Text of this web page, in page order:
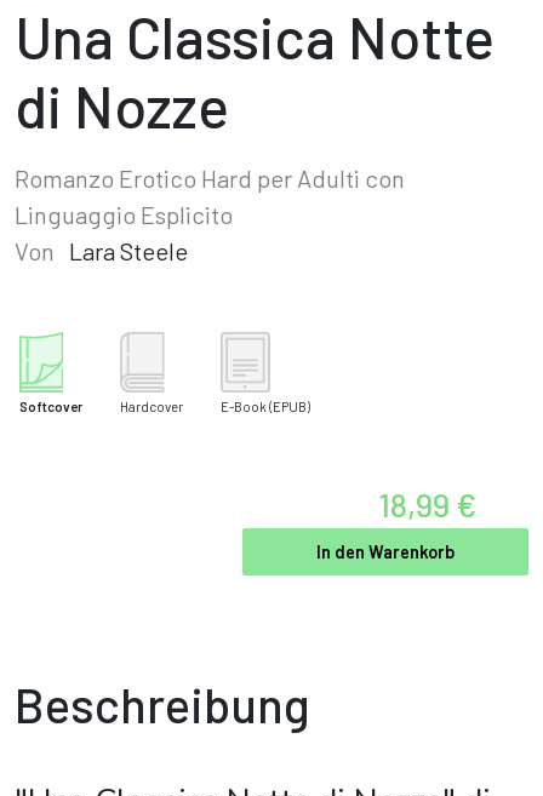
Una Classica Notte
di Nozze
Romanzo Erotico Hard per Adulti con
Linguaggio Esplicito
Von
Lara Steele
Softcover Hardcover E-Book (EPUB)
18,99 €
In den Warenkorb
Beschreibung